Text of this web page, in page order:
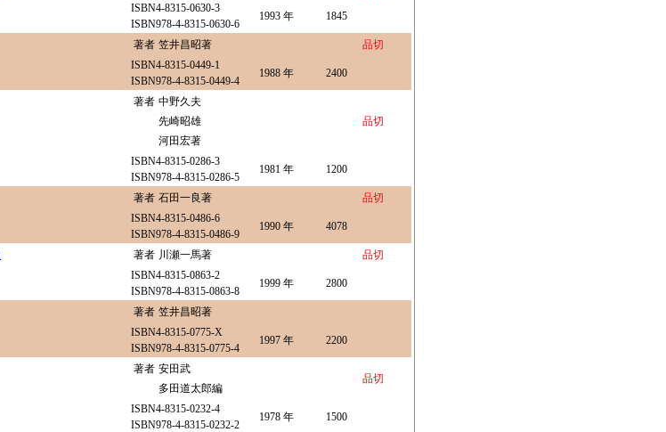
ISBN4-8315-0630-3
ISBN978-4-8315-0630-6
1993 年 1845
著者 笠井昌昭著
品切
ISBN4-8315-0449-1
ISBN978-4-8315-0449-4
1988 年 2400
著者 中野久夫
先崎昭雄
河田宏著
品切
ISBN4-8315-0286-3
ISBN978-4-8315-0286-5
1981 年 1200
著者 石田一良著
品切
ISBN4-8315-0486-6
ISBN978-4-8315-0486-9
1990 年 4078
著者 川瀬一馬著
品切
ISBN4-8315-0863-2
ISBN978-4-8315-0863-8
1999 年 2800
著者 笠井昌昭著
ISBN4-8315-0775-X
ISBN978-4-8315-0775-4
1997 年 2200
著者 安田武
多田道太郎編
品切
ISBN4-8315-0232-4
ISBN978-4-8315-0232-2
1978 年 1500